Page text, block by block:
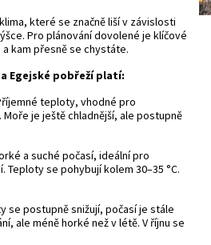
které se značně liší v závislosti
Pro plánování dovolené je klíčové
kam přesně se chystáte.
Egejské pobřeží platí:
teploty, vhodné pro
je ještě chladnější, ale postupně
a suché počasí, ideální pro
Teploty se pohybují kolem 30–35 °C.
se postupně snižují, počasí je stále
ale méně horké než v létě. V říjnu se